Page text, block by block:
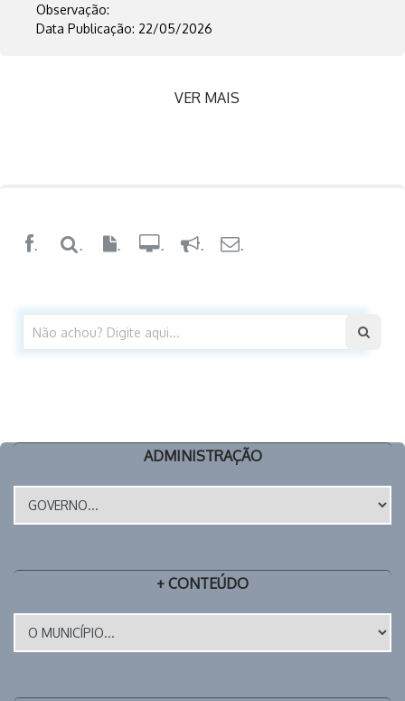
Observação:
Data Publicação: 22/05/2026
VER MAIS
. . .
ADMINISTRAÇÃO
+ CONTEÚDO